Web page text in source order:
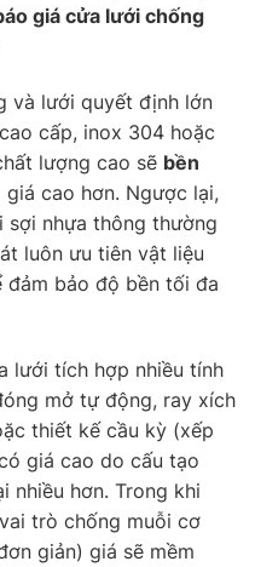
giá cửa lưới chống
và lưới quyết định lớn
cấp, inox 304 hoặc
lượng cao sẽ bền
giá cao hơn. Ngược lại,
sợi nhựa thông thường
luôn ưu tiên vật liệu
đảm bảo độ bền tối đa
lưới tích hợp nhiều tính
mở tự động, ray xích
thiết kế cầu kỳ (xếp
giá cao do cấu tạo
nhiều hơn. Trong khi
trò chống muỗi cơ
giản) giá sẽ mềm